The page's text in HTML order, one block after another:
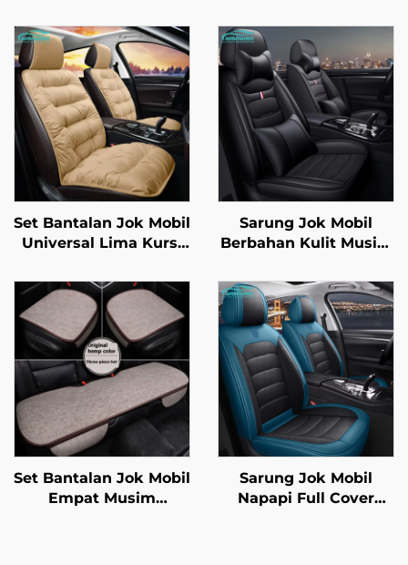
Set Bantalan Jok Mobil
Universal Lima Kursi
Dingin Set Tiga-Piece
Depan Berlapis
Pendek Fleece-Lined
Sarung Jok Mobil
Berbahan Kulit Musim
Tahan Kotor Empuk
Mudah Perawatan
Aksesori Jok Mobil
Set Bantalan Jok Mobil
Empat Musim
Sarung Jok Mobil
Napapi Full Cover